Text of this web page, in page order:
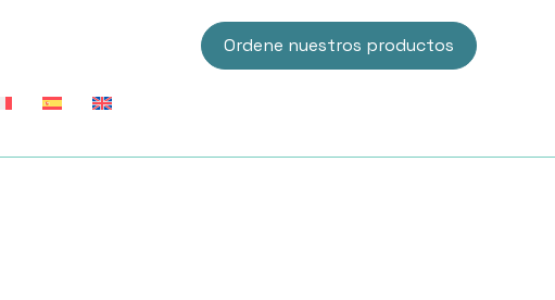
Ordene nuestros productos